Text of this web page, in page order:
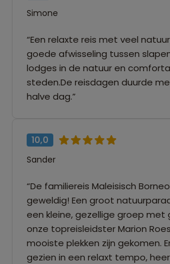
Simone
“Een relaxte reis met veel
goede afwisseling tussen
lodges in de natuur en
steden.De reisdagen duurde
halve dag.”
10,0
Sander
“De familiereis Maleisisch
geweldig! Een groot
een kleine, gezellige groep met
onze topreisleidster Marion
mooiste plekken zijn gekomen.
gezien in een relaxt tempo,